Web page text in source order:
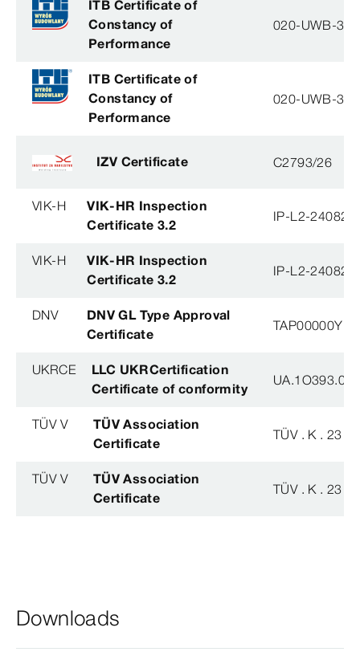
ITB Certificate of
Constancy of
Performance
020-UWB-
ITB Certificate of
Constancy of
Performance
020-UWB-
IZV Certificate C2793/26
VIK-H
VIK-HR Inspection
Certificate 3.2
IP-L2-
VIK-H
VIK-HR Inspection
Certificate 3.2
IP-L2-
DNV
DNV GL Type Approval
Certificate
TAP00000YB
UKRCE
LLC UKRCertification
Certificate of conformity
TÜV V
TÜV Association
Certificate
TÜV . K . 23 -
TÜV V
TÜV Association
Certificate
TÜV . K . 23 -
Downloads